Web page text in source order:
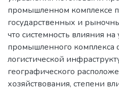
промышленном комплексе
государственных и
что системность влияния
промышленного комплекса
логистической
географического
хозяйствования, степени